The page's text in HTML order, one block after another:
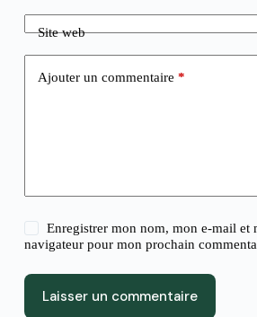
Site web
Ajouter un commentaire *
Enregistrer mon nom, mon e-mail et
navigateur pour mon prochain
Laisser un commentaire